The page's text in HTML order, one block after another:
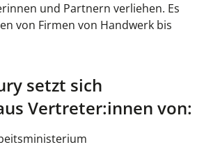
und Partnern verliehen. Es
von Firmen von Handwerk bis
setzt sich
Vertreter:innen von: